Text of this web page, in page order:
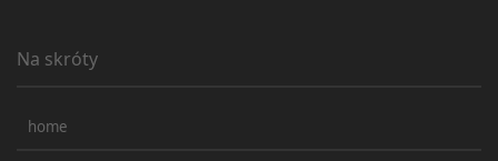
Na skróty
home